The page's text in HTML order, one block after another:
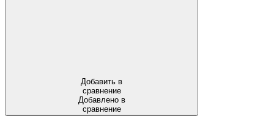
Добавить в
сравнение
Добавлено в
сравнение